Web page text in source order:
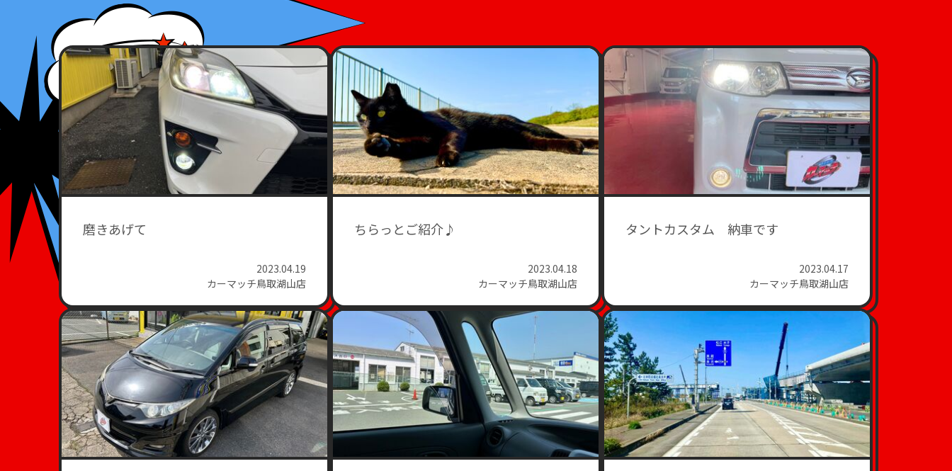
磨きあげて
2023.04.19
カーマッチ鳥取湖山店
ちらっとご紹介♪
2023.04.18
カーマッチ鳥取湖山店
タントカスタム 納車です
2023.04.17
カーマッチ鳥取湖山店